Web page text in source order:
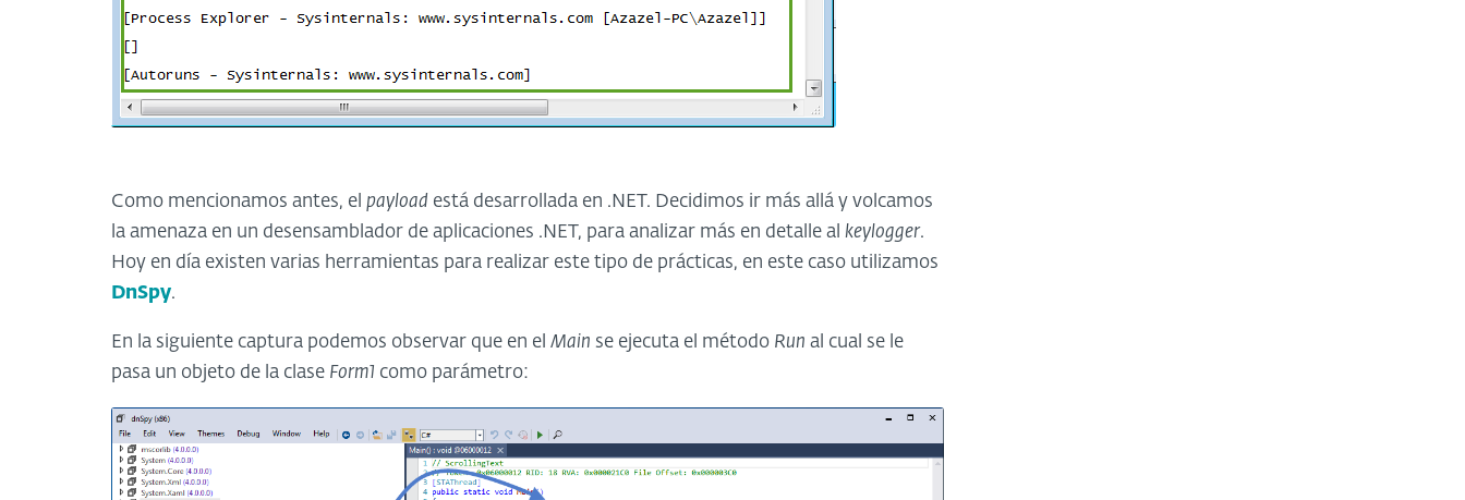
Como mencionamos antes, el payload está desarrollada en .NET. Decidimos ir más allá y volcamos
la amenaza en un desensamblador de aplicaciones .NET, para analizar más en detalle al keylogger.
Hoy en día existen varias herramientas para realizar este tipo de prácticas, en este caso utilizamos
DnSpy.
En la siguiente captura podemos observar que en el Main se ejecuta el método Run al cual se le
pasa un objeto de la clase Form1 como parámetro: